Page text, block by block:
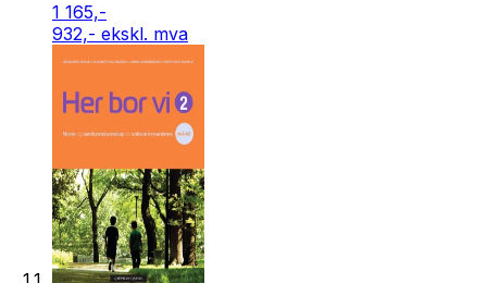
1 165,-
932,- ekskl. mva